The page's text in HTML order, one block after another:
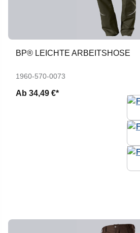
BP® LEICHTE ARBEITSHOSE
1960-570-0073
Ab 34,49 €*